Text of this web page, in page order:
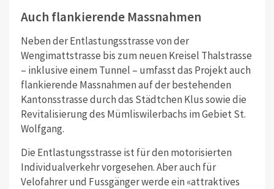
Auch flankierende Massnahmen
Neben der Entlastungsstrasse von der
Wengimattstrasse bis zum neuen Kreisel Thalstrasse
– inklusive einem Tunnel – umfasst das Projekt auch
flankierende Massnahmen auf der bestehenden
Kantonsstrasse durch das Städtchen Klus sowie die
Revitalisierung des Mümliswilerbachs im Gebiet St.
Wolfgang.
Die Entlastungsstrasse ist für den motorisierten
Individualverkehr vorgesehen. Aber auch für
Velofahrer und Fussgänger werde ein «attraktives